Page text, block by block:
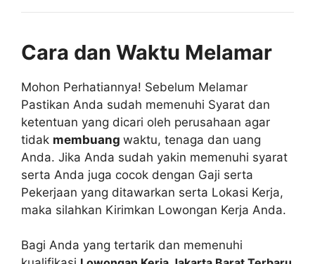
Cara dan Waktu Melamar
Mohon Perhatiannya! Sebelum Melamar
Pastikan Anda sudah memenuhi Syarat dan
ketentuan yang dicari oleh perusahaan agar
tidak membuang waktu, tenaga dan uang
Anda. Jika Anda sudah yakin memenuhi syarat
serta Anda juga cocok dengan Gaji serta
Pekerjaan yang ditawarkan serta Lokasi Kerja,
maka silahkan Kirimkan Lowongan Kerja Anda.
Bagi Anda yang tertarik dan memenuhi